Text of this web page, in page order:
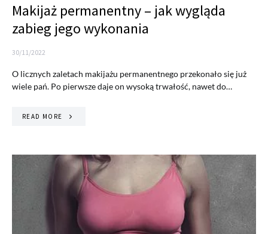
Makijaż permanentny – jak wygląda
zabieg jego wykonania
30/11/2022
O licznych zaletach makijażu permanentnego przekonało się już
wiele pań. Po pierwsze daje on wysoką trwałość, nawet do…
READ MORE